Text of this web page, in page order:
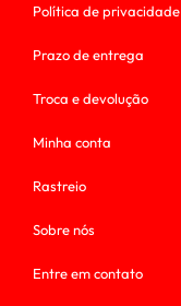
Política de privacidade
Prazo de entrega
Troca e devolução
Minha conta
Rastreio
Sobre nós
Entre em contato